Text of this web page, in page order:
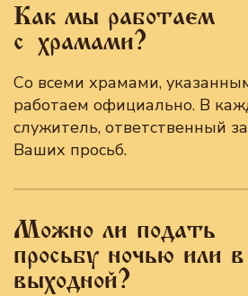
Как мы работаем
с храмами?
Со всеми храмами,
работаем официально. В
служитель, ответственный
Ваших просьб.
Можно ли подать
просьбу ночью или в
выходной?